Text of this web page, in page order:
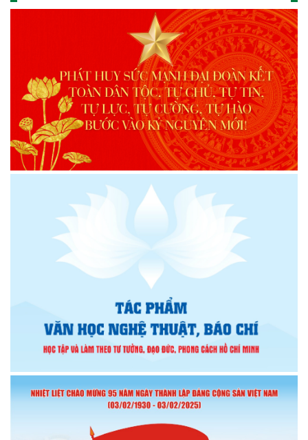
2026 – 2031 thành công tốt đẹp
Chi hội Âm nhạc Đông Đắk Lắk tổ chức Đại hội lần thứ I,
nhiệm kỳ 2026 – 2031